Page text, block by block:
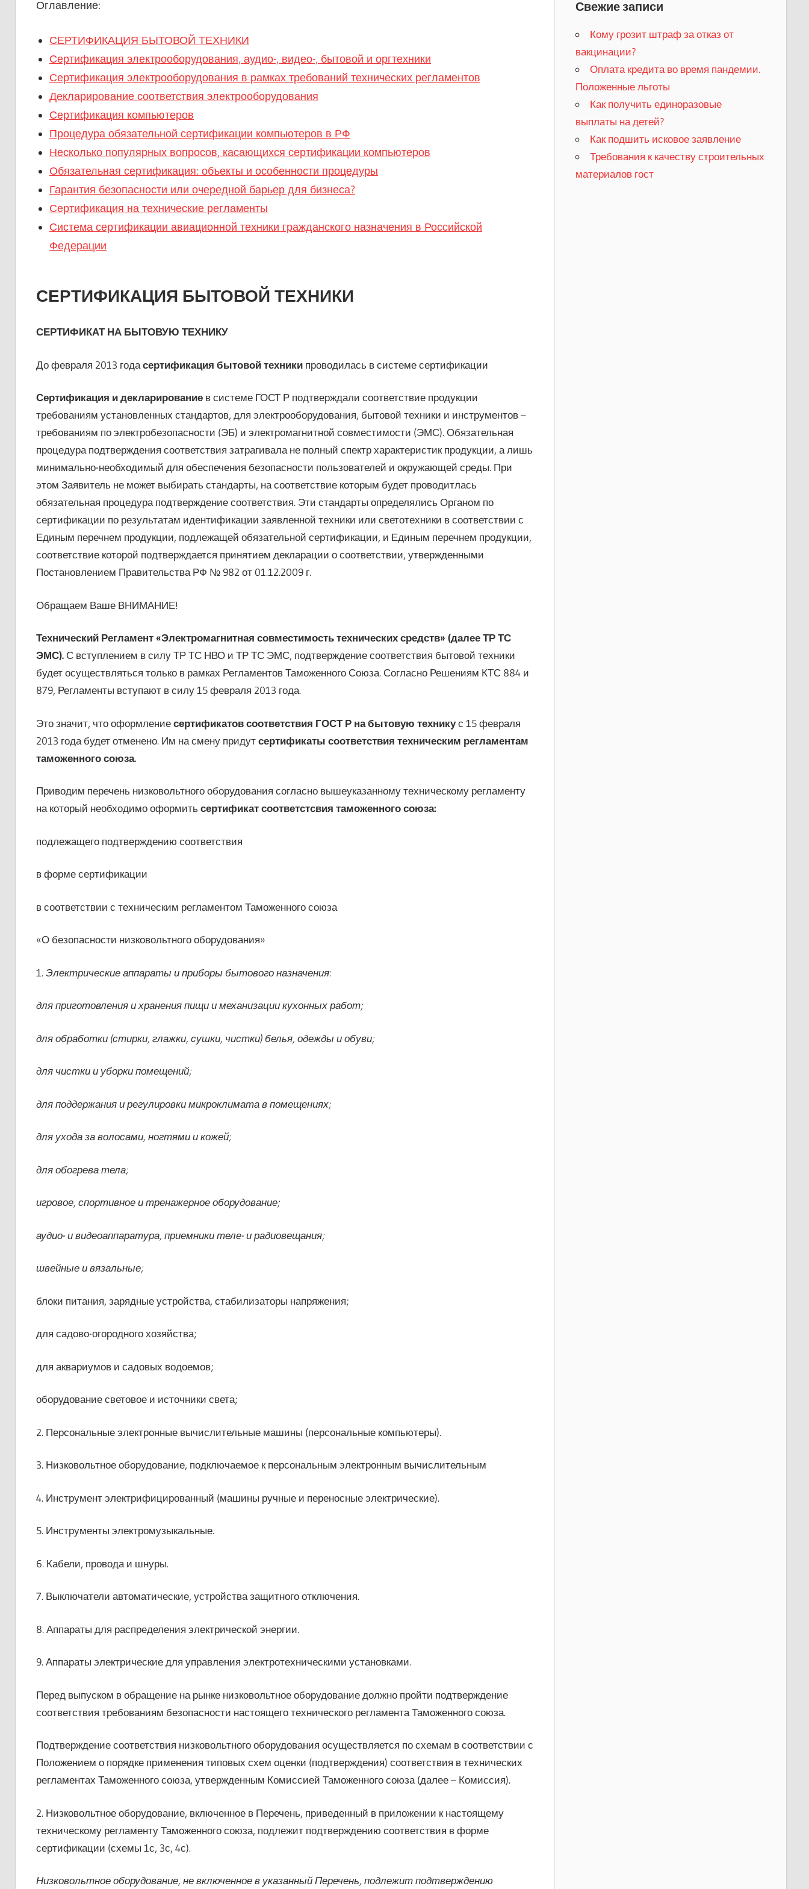
Оглавление:
СЕРТИФИКАЦИЯ БЫТОВОЙ ТЕХНИКИ
Сертификация электрооборудования, аудио-, видео-, бытовой и оргтехники
Сертификация электрооборудования в рамках требований технических регламентов
Декларирование соответствия электрооборудования
Сертификация компьютеров
Процедура обязательной сертификации компьютеров в РФ
Несколько популярных вопросов, касающихся сертификации компьютеров
Обязательная сертификация: объекты и особенности процедуры
Гарантия безопасности или очередной барьер для бизнеса?
Сертификация на технические регламенты
Система сертификации авиационной техники гражданского назначения в Российской
Федерации
СЕРТИФИКАЦИЯ БЫТОВОЙ ТЕХНИКИ
СЕРТИФИКАТ НА БЫТОВУЮ ТЕХНИКУ
До февраля 2013 годасертификация бытовой техникипроводилась в системе сертификации
Сертификация и декларированиев системе ГОСТ Р подтверждали соответствие продукции
требованиям установленных стандартов, для электрооборудования, бытовой техники и инструментов –
требованиям по электробезопасности (ЭБ) и электромагнитной совместимости (ЭМС). Обязательная
процедура подтверждения соответствия затрагивала не полный спектр характеристик продукции, а лишь
минимально-необходимый для обеспечения безопасности пользователей и окружающей среды. При
этом Заявитель не может выбирать стандарты, на соответствие которым будет проводитлась
обязательная процедура подтверждение соответствия. Эти стандарты определялись Органом по
сертификации по результатам идентификации заявленной техники или светотехники в соответствии с
Единым перечнем продукции, подлежащей обязательной сертификации, и Единым перечнем продукции,
соответствие которой подтверждается принятием декларации о соответствии, утвержденными
Постановлением Правительства РФ № 982 от 01.12.2009 г.
Обращаем Ваше ВНИМАНИЕ!
Технический Регламент «Электромагнитная совместимость технических средств» (далее ТР ТС
ЭМС).С вступлением в силу ТР ТС НВО и ТР ТС ЭМС, подтверждение соответствия бытовой техники
будет осуществляться только в рамках Регламентов Таможенного Союза. Согласно Решениям КТС 884 и
879, Регламенты вступают в силу 15 февраля 2013 года.
Это значит, что оформлениесертификатов соответствия ГОСТ Р на бытовую техникус 15 февраля
2013 года будет отменено. Им на смену придутсертификаты соответствия техническим регламентам
таможенного союза.
Приводим перечень низковольтного оборудования согласно вышеуказанному техническому регламенту
на который необходимо оформить сертификат соответстсвия таможенного союза:
подлежащего подтверждению соответствия
в форме сертификации
в соответствии с техническим регламентом Таможенного союза
«О безопасности низковольтного оборудования»
1.Электрические аппараты и приборы бытового назначения:
для приготовления и хранения пищи и механизации кухонных работ;
для обработки (стирки, глажки, сушки, чистки) белья, одежды и обуви;
для чистки и уборки помещений;
для поддержания и регулировки микроклимата в помещениях;
для ухода за волосами, ногтями и кожей;
для обогрева тела;
игровое, спортивное и тренажерное оборудование;
аудио- и видеоаппаратура, приемники теле- и радиовещания;
швейные и вязальные;
блоки питания, зарядные устройства, стабилизаторы напряжения;
для садово-огородного хозяйства;
для аквариумов и садовых водоемов;
оборудование световое и источники света;
2. Персональные электронные вычислительные машины (персональные компьютеры).
3. Низковольтное оборудование, подключаемое к персональным электронным вычислительным
4. Инструмент электрифицированный (машины ручные и переносные электрические).
5. Инструменты электромузыкальные.
6. Кабели, провода и шнуры.
7. Выключатели автоматические, устройства защитного отключения.
8. Аппараты для распределения электрической энергии.
9. Аппараты электрические для управления электротехническими установками.
Перед выпуском в обращение на рынке низковольтное оборудование должно пройти подтверждение
соответствия требованиям безопасности настоящего технического регламента Таможенного союза.
Подтверждение соответствия низковольтного оборудования осуществляется по схемам в соответствии с
Положением о порядке применения типовых схем оценки (подтверждения) соответствия в технических
регламентах Таможенного союза, утвержденным Комиссией Таможенного союза (далее – Комиссия).
2. Низковольтное оборудование, включенное в Перечень, приведенный в приложении к настоящему
техническому регламенту Таможенного союза, подлежит подтверждению соответствия в форме
сертификации (схемы 1с, 3с, 4с).
Низковольтное оборудование, не включенное в указанный Перечень, подлежит подтверждению
Свежие записи
Кому грозит штраф за отказ от
вакцинации?
​Оплата кредита во время пандемии.
Положенные льготы
​Как получить единоразовые
выплаты на детей?
Как подшить исковое заявление
Требования к качеству строительных
материалов гост